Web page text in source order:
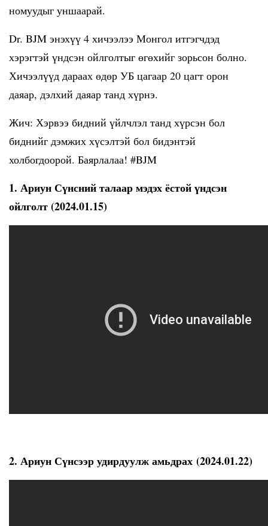
номуудыг уншаарай.
Dr. BJM энэхүү 4 хичээлээ Монгол итгэгчдэд
хэрэгтэй үндсэн ойлголтыг өгөхийг зорьсон болно.
Хичээлүүд дараах өдөр УБ цагаар 20 цагт орон
даяар, дэлхий даяар танд хүрнэ.
Жич: Хэрвээ бидний үйлчлэл танд хүрсэн бол
биднийг дэмжих хүсэлтэй бол бидэнтэй
холбогдоорой. Баярлалаа! #BJM
1. Ариун Сүнсний талаар мэдэх ёстой үндсэн
ойлголт (2024.01.15)
2. Ариун Сүнсээр удирдуулж амьдрах (2024.01.22)